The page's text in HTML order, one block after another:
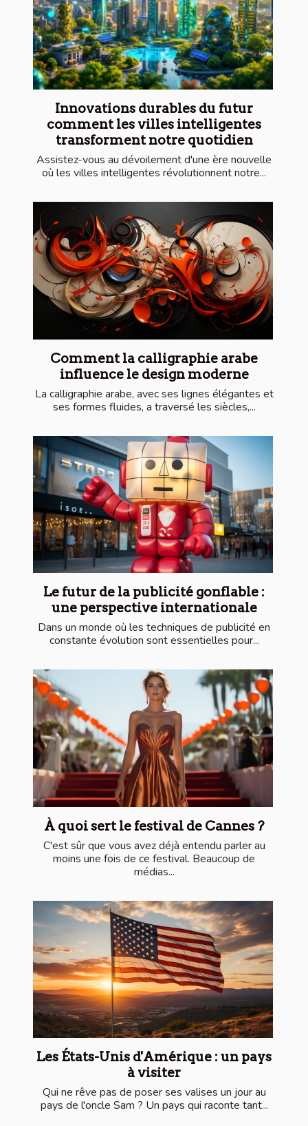
Innovations durables du futur
comment les villes intelligentes
transforment notre quotidien
Assistez-vous au dévoilement d'une ère nouvelle
où les villes intelligentes révolutionnent notre...
Comment la calligraphie arabe
influence le design moderne
La calligraphie arabe, avec ses lignes élégantes et
ses formes fluides, a traversé les siècles,...
Le futur de la publicité gonflable :
une perspective internationale
Dans un monde où les techniques de publicité en
constante évolution sont essentielles pour...
À quoi sert le festival de Cannes ?
C'est sûr que vous avez déjà entendu parler au
moins une fois de ce festival. Beaucoup de
médias...
Les États-Unis d'Amérique : un pays
à visiter
Qui ne rêve pas de poser ses valises un jour au
pays de l'oncle Sam ? Un pays qui raconte tant...